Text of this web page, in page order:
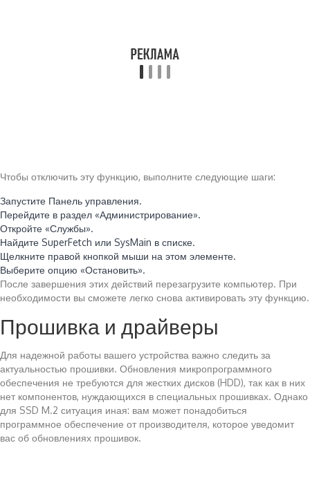
Чтобы отключить эту функцию, выполните следующие шаги:
Запустите Панель управления.
Перейдите в раздел «Администрирование».
Откройте «Службы».
Найдите SuperFetch или SysMain в списке.
Щелкните правой кнопкой мыши на этом элементе.
Выберите опцию «Остановить».
После завершения этих действий перезагрузите компьютер. При
необходимости вы сможете легко снова активировать эту функцию.
Прошивка и драйверы
Для надежной работы вашего устройства важно следить за
актуальностью прошивки. Обновления микропрограммного
обеспечения не требуются для жестких дисков (HDD), так как в них
нет компонентов, нуждающихся в специальных прошивках. Однако
для SSD M.2 ситуация иная: вам может понадобиться
программное обеспечение от производителя, которое уведомит
вас об обновлениях прошивок.